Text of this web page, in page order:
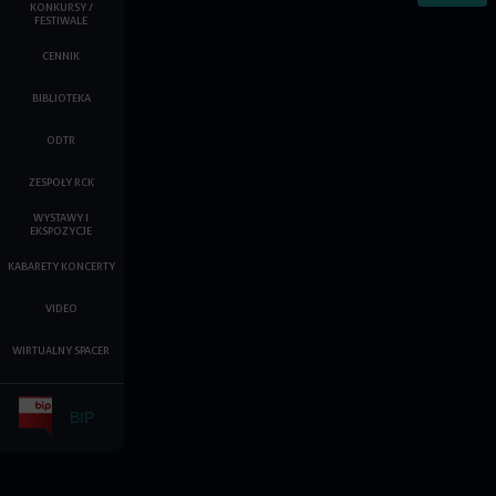
KONKURSY /
FESTIWALE
CENNIK
BIBLIOTEKA
ODTR
ZESPOŁY RCK
WYSTAWY I
EKSPOZYCJE
KABARETY KONCERTY
VIDEO
WIRTUALNY SPACER
BIP